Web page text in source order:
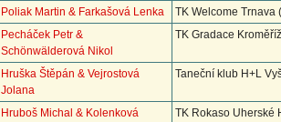
Poliak Martin & Farkašová Lenka
TK Welcome Trnava
Pecháček Petr &
Schönwälderová Nikol
TK Gradace
Hruška Štěpán & Vejrostová
Jolana
Taneční klub H+L
Hruboš Michal & Kolenková
TK Rokaso Uherské